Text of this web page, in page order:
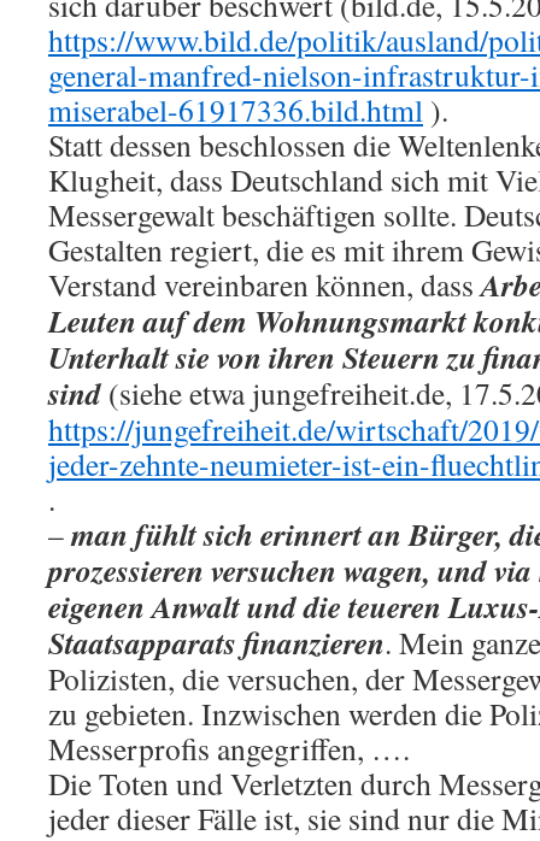
https://www.bild.de/politik/ausland/
general-manfred-nielson-
miserabel-61917336.bild.html ).
Statt dessen beschlossen die
Klugheit, dass Deutschland sich mit
Messergewalt beschäftigen sollte.
Gestalten regiert, die es mit ihrem
Verstand vereinbaren können, dass
Leuten auf dem Wohnungsmarkt
Unterhalt sie von ihren Steuern zu
sind (siehe etwa jungefreiheit.de,
https://jungefreiheit.de/wirtschaft/
jeder-zehnte-neumieter-ist-ein-
.
–man fühlt sich erinnert an Bürger,
prozessieren versuchen wagen, und
eigenen Anwalt und die teueren
Staatsapparats finanzieren. Mein
Polizisten, die versuchen, der
zu gebieten. Inzwischen werden die
Messerprofis angegriffen, ….
Die Toten und Verletzten durch
jeder dieser Fälle ist, sie sind nur die